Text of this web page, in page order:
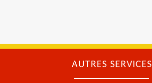
AUTRES SERVICES